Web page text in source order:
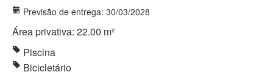
Previsão de entrega: 30/03/2028
Área privativa: 22.00 m²
Piscina
Bicicletário